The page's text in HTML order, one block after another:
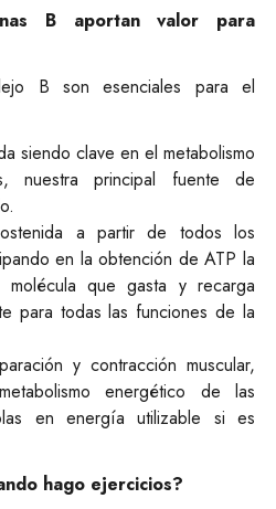
B aportan valor para
B son esenciales para el
siendo clave en el metabolismo
nuestra principal fuente de
a partir de todos los
en la obtención de ATP la
molécula que gasta y recarga
para todas las funciones de la
y contracción muscular,
energético de las
en energía utilizable si es
hago ejercicios?